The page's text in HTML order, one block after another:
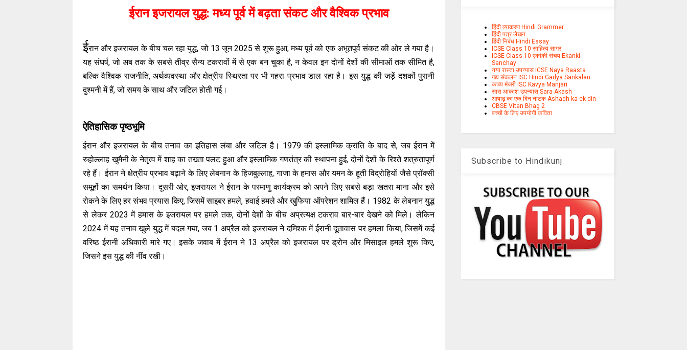
ईरान इजरायल युद्ध: मध्य पूर्व में बढ़ता संकट और वैश्विक प्रभाव
ईरान और इजरायल के बीच चल रहा युद्ध, जो 13 जून 2025 से शुरू हुआ, मध्य पूर्व को एक अभूतपूर्व संकट की ओर ले गया है।
यह संघर्ष, जो अब तक के सबसे तीव्र सैन्य टकरावों में से एक बन चुका है, न केवल इन दोनों देशों की सीमाओं तक सीमित है,
बल्कि वैश्विक राजनीति, अर्थव्यवस्था और क्षेत्रीय स्थिरता पर भी गहरा प्रभाव डाल रहा है। इस युद्ध की जड़ें दशकों पुरानी
दुश्मनी में हैं, जो समय के साथ और जटिल होती गई।
ऐतिहासिक पृष्ठभूमि
ईरान और इजरायल के बीच तनाव का इतिहास लंबा और जटिल है। 1979 की इस्लामिक क्रांति के बाद से, जब ईरान में
रुहोल्लाह खुमैनी के नेतृत्व में शाह का तख्ता पलट हुआ और इस्लामिक गणतंत्र की स्थापना हुई, दोनों देशों के रिश्ते शत्रुतापूर्ण
रहे हैं। ईरान ने क्षेत्रीय प्रभाव बढ़ाने के लिए लेबनान के हिजबुल्लाह, गाजा के हमास और यमन के हूती विद्रोहियों जैसे प्रॉक्सी
समूहों का समर्थन किया। दूसरी ओर, इजरायल ने ईरान के परमाणु कार्यक्रम को अपने लिए सबसे बड़ा खतरा माना और इसे
रोकने के लिए हर संभव प्रयास किए, जिसमें साइबर हमले, हवाई हमले और खुफिया ऑपरेशन शामिल हैं। 1982 के लेबनान युद्ध
से लेकर 2023 में हमास के इजरायल पर हमले तक, दोनों देशों के बीच अप्रत्यक्ष टकराव बार-बार देखने को मिले। लेकिन
2024 में यह तनाव खुले युद्ध में बदल गया, जब 1 अप्रैल को इजरायल ने दमिश्क में ईरानी दूतावास पर हमला किया, जिसमें कई
वरिष्ठ ईरानी अधिकारी मारे गए। इसके जवाब में ईरान ने 13 अप्रैल को इजरायल पर ड्रोन और मिसाइल हमले शुरू किए,
जिसने इस युद्ध की नींव रखी।
हिंदी व्याकरण Hindi Grammer
हिंदी पत्र लेखन
हिंदी निबंध Hindi Essay
ICSE Class 10 साहित्य सागर
ICSE Class 10 एकांकी संचय Ekanki
Sanchay
नया रास्ता उपन्यास ICSE Naya Raasta
गद्य संकलन ISC Hindi Gadya Sankalan
काव्य मंजरी ISC Kavya Manjari
सारा आकाश उपन्यास Sara Akash
आषाढ़ का एक दिन नाटक Ashadh ka ek din
CBSE Vitan Bhag 2
बच्चों के लिए उपयोगी कविता
Subscribe to Hindikunj